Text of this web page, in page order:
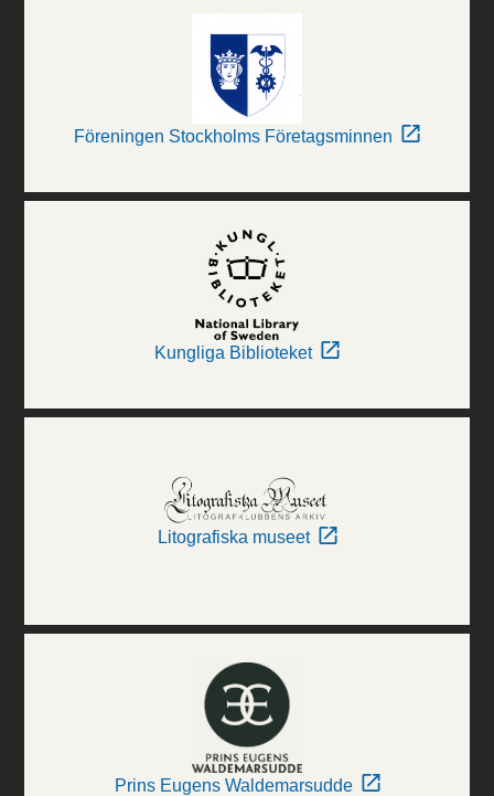
Föreningen Stockholms Företagsminnen
Kungliga Biblioteket
Litografiska museet
Prins Eugens Waldemarsudde